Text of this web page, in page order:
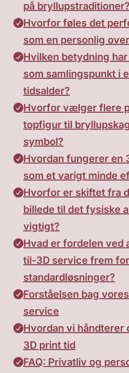
på bryllupstraditioner?
Hvorfor føles det
som en personlig
Hvilken betydning
som samlingspunkt i
tidsalder?
Hvorfor vælger flere
topfigur til
symbol?
Hvordan fungerer en
som et varigt minde
Hvorfor er skiftet fra
billede til det fysiske
vigtigt?
Hvad er fordelen ved
til-3D service frem for
standardløsninger?
Forståelsen bag
service
Hvordan vi håndterer
3D print tid
FAQ: Privatliv og